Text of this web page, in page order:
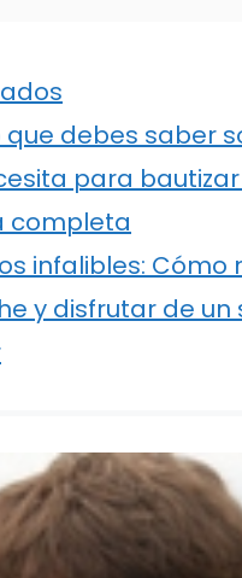
que debes saber
para
completa
infalibles: Cómo
y disfrutar de un